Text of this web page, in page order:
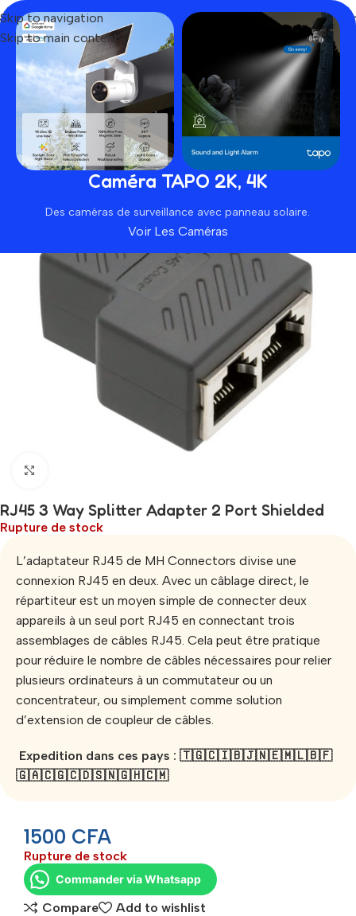
Skip to navigation
Skip to main content
Caméra TAPO 2K, 4K
Des caméras de surveillance avec panneau solaire.
Voir Les Caméras
Home Produit RJ45 3 Way Splitter Adapter 2 Port Shielded
SOLD OUT
RJ45 3 Way Splitter Adapter 2 Port Shielded
Rupture de stock
L’adaptateur RJ45 de MH Connectors divise une
connexion RJ45 en deux. Avec un câblage direct, le
répartiteur est un moyen simple de connecter deux
appareils à un seul port RJ45 en connectant trois
assemblages de câbles RJ45. Cela peut être pratique
pour réduire le nombre de câbles nécessaires pour relier
plusieurs ordinateurs à un commutateur ou un
concentrateur, ou simplement comme solution
d’extension de coupleur de câbles.
Expedition dans ces pays : 🇹🇬🇨🇮🇧🇯🇳🇪🇲🇱🇧🇫
🇬🇦🇨🇬🇨🇩🇸🇳🇬🇭🇨🇲
1500 CFA
Rupture de stock
Commander via Whatsapp
Compare Add to wishlist